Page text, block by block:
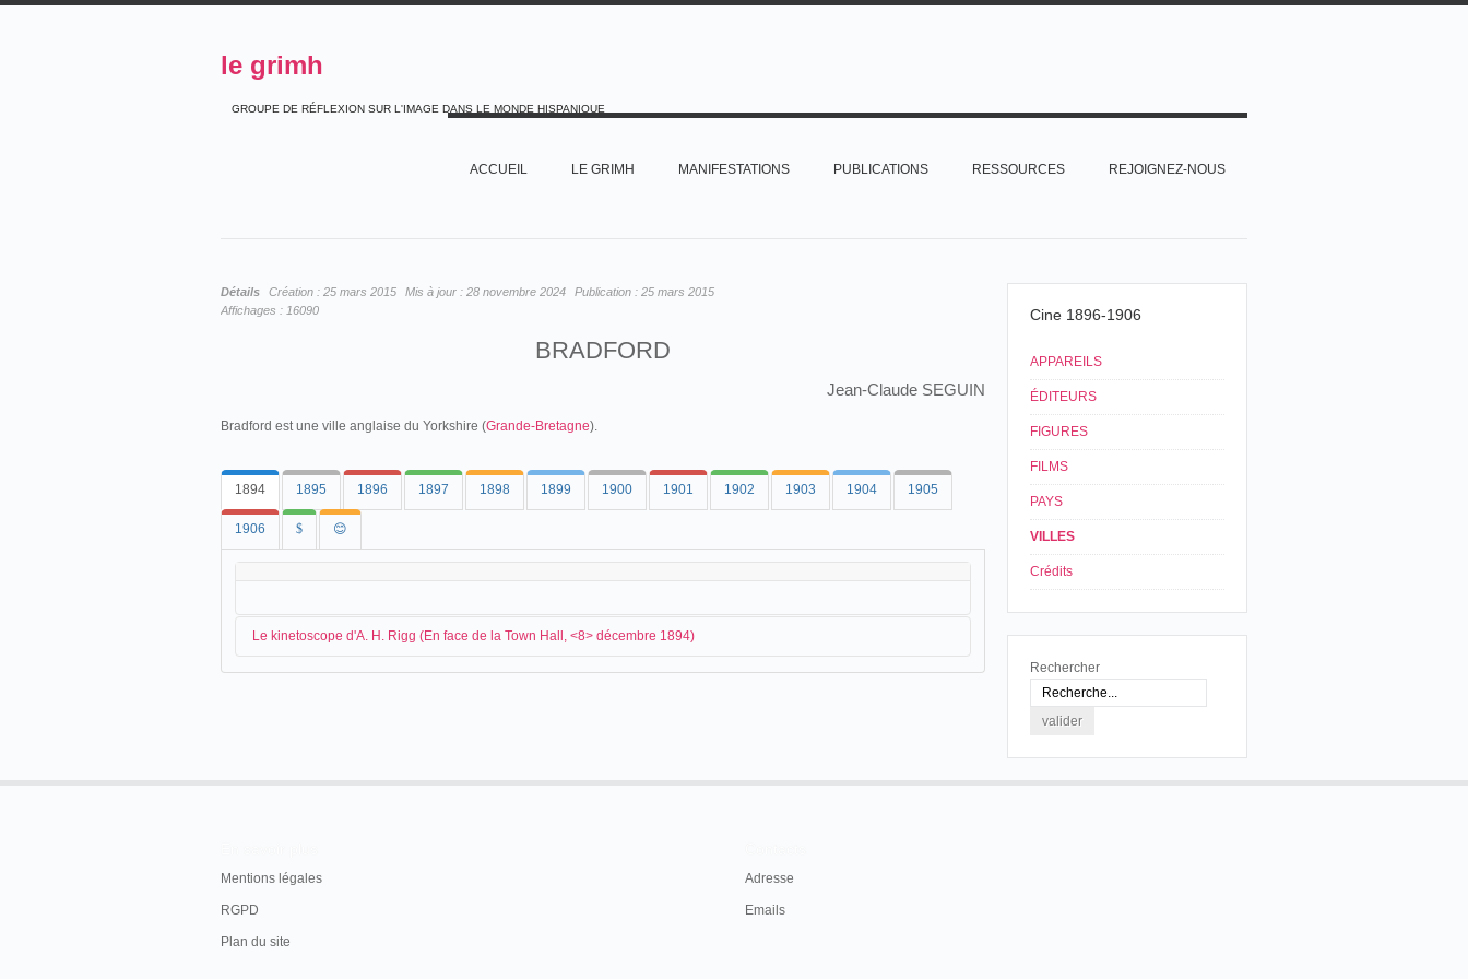
le grimh
GROUPE DE RÉFLEXION SUR L'IMAGE DANS LE MONDE HISPANIQUE
ACCUEIL LE GRIMH MANIFESTATIONS PUBLICATIONS RESSOURCES REJOIGNEZ-NOUS
Détails Création : 25 mars 2015 Mis à jour : 28 novembre 2024 Publication : 25 mars 2015
Affichages : 16090
BRADFORD
Jean-Claude SEGUIN
Bradford est une ville anglaise du Yorkshire (Grande-Bretagne).
1894 1895 1896 1897 1898 1899 1900 1901 1902 1903 1904 1905
1906 $ 😊
Le kinetoscope d'A. H. Rigg (En face de la Town Hall, <8> décembre 1894)
the rate of 46 a second are projected on the scene, and thus do for the eye what the
Cine 1896-1906
APPAREILS
ÉDITEURS
FIGURES
FILMS
PAYS
VILLES
Crédits
Rechercher
Mentions légales
RGPD
Plan du site
Adresse
Emails